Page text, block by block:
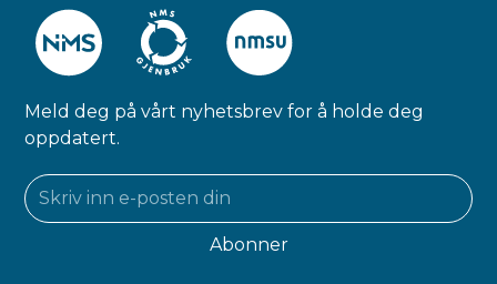
Meld deg på vårt nyhetsbrev for å holde deg
oppdatert.